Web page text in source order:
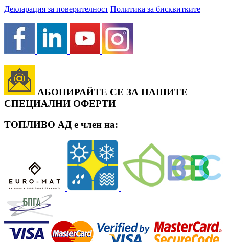
Декларация за поверителност Политика за бисквитките
АБОНИРАЙТЕ СЕ ЗА НАШИТЕ
СПЕЦИАЛНИ ОФЕРТИ
ТОПЛИВО АД е член на: